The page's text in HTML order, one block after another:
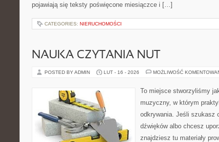
pojawiają się teksty poświęcone miesiączce i […]
CATEGORIES: NIERUCHOMOŚCI
NAUKA CZYTANIA NUT
POSTED BY ADMIN LUT - 16 - 2026 MOŻLIWOŚĆ
To miejsce stworzyliśmy
muzyczny, w którym
odkrywania. Jeśli szukasz
dźwięków albo chcesz
znajdziesz tu materiały